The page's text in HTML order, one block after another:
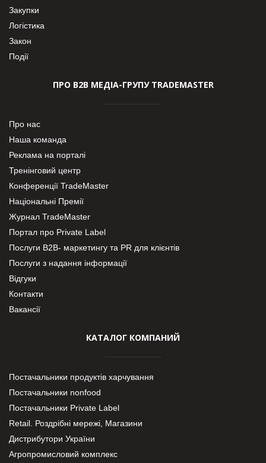
Закупки
Логістика
Закон
Події
ПРО В2В МЕДІА-ГРУПУ TRADEMASTER
Про нас
Наша команда
Реклама на порталі
Тренінговий центр
Конференції TradeMaster
Національні Премії
Журнал TradeMaster
Портал про Private Label
Послуги В2В- маркетингу та PR для клієнтів
Послуги з надання інформації
Відгуки
Контакти
Вакансії
КАТАЛОГ КОМПАНИЙ
Постачальники продуктів харчування
Постачальники nonfood
Постачальники Private Label
Retail. Роздрібні мережі, Магазини
Дистрибутори України
Агропромисловий комплекс